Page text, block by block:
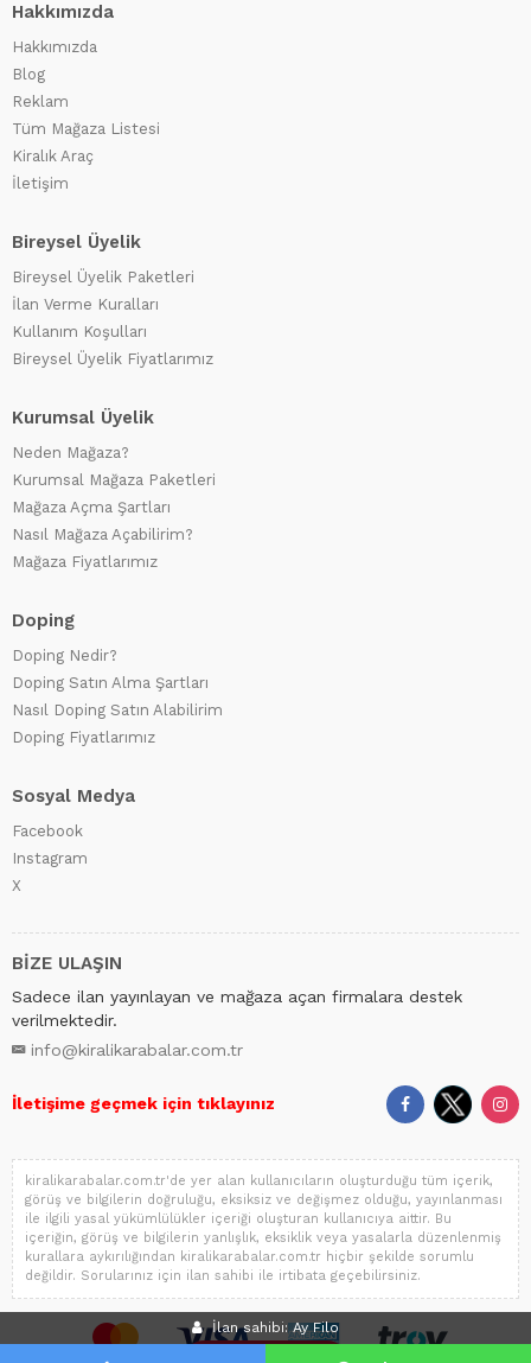
İlan sahibi: Ay Filo
Hakkımızda
Hakkımızda
Blog
Reklam
Tüm Mağaza Listesi
Kiralık Araç
İletişim
Bireysel Üyelik
Bireysel Üyelik Paketleri
İlan Verme Kuralları
Kullanım Koşulları
Bireysel Üyelik Fiyatlarımız
Kurumsal Üyelik
Neden Mağaza?
Kurumsal Mağaza Paketleri
Mağaza Açma Şartları
Nasıl Mağaza Açabilirim?
Mağaza Fiyatlarımız
Doping
Doping Nedir?
Doping Satın Alma Şartları
Nasıl Doping Satın Alabilirim
Doping Fiyatlarımız
Sosyal Medya
Facebook
Instagram
X
BİZE ULAŞIN
Sadece ilan yayınlayan ve mağaza açan firmalara destek
verilmektedir.
info@kiralikarabalar.com.tr
İletişime geçmek için tıklayınız
kiralikarabalar.com.tr'de yer alan kullanıcıların oluşturduğu tüm içerik,
görüş ve bilgilerin doğruluğu, eksiksiz ve değişmez olduğu, yayınlanması
ile ilgili yasal yükümlülükler içeriği oluşturan kullanıcıya aittir. Bu
içeriğin, görüş ve bilgilerin yanlışlık, eksiklik veya yasalarla düzenlenmiş
kurallara aykırılığından kiralikarabalar.com.tr hiçbir şekilde sorumlu
değildir. Sorularınız için ilan sahibi ile irtibata geçebilirsiniz.